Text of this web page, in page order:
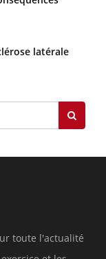
latérale
toute l'actualité